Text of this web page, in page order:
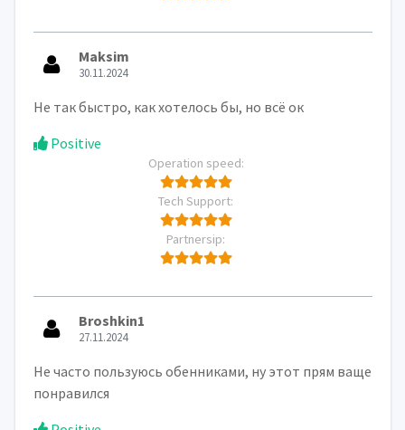
Maksim
30.11.2024
Не так быстро, как хотелось бы, но всё ок
Positive
Operation speed:
Tech Support:
Partnersip:
Broshkin1
27.11.2024
Не часто пользуюсь обенниками, ну этот прям ваще
понравился